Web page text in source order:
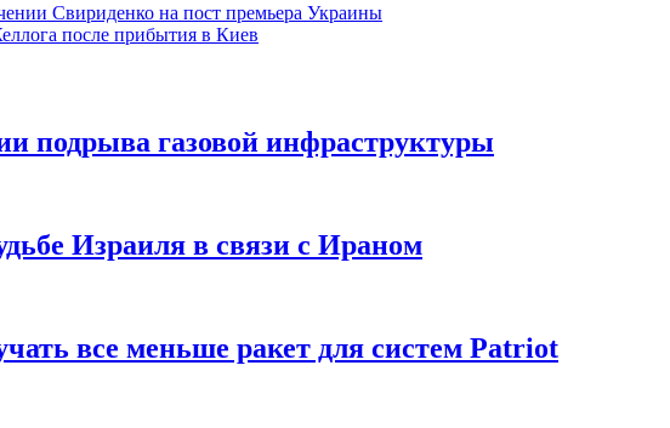
Свириденко на пост премьера Украины
после прибытия в Киев
подрыва газовой инфраструктуры
Израиля в связи с Ираном
все меньше ракет для систем Patriot